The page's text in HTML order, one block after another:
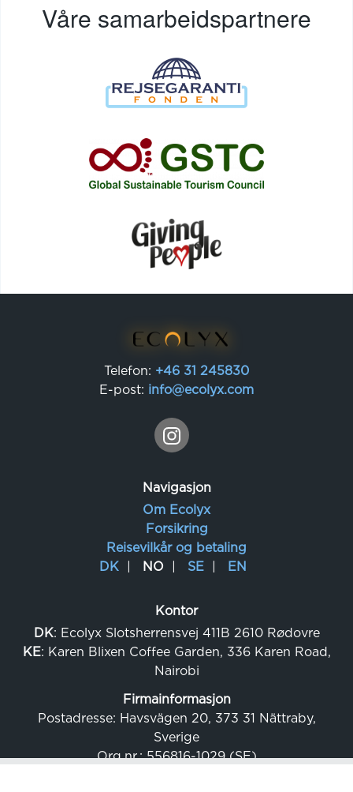
Våre samarbeidspartnere
Telefon: +46 31 245830
E-post: info@ecolyx.com
Navigasjon
Om Ecolyx
Forsikring
Reisevilkår og betaling
DK
NO SE EN
Kontor
DK: Ecolyx Slotsherrensvej 411B 2610 Rødovre
KE: Karen Blixen Coffee Garden, 336 Karen Road,
Nairobi
Firmainformasjon
Postadresse: Havsvägen 20, 373 31 Nättraby,
Sverige
Org.nr.: 556816-1029 (SE)